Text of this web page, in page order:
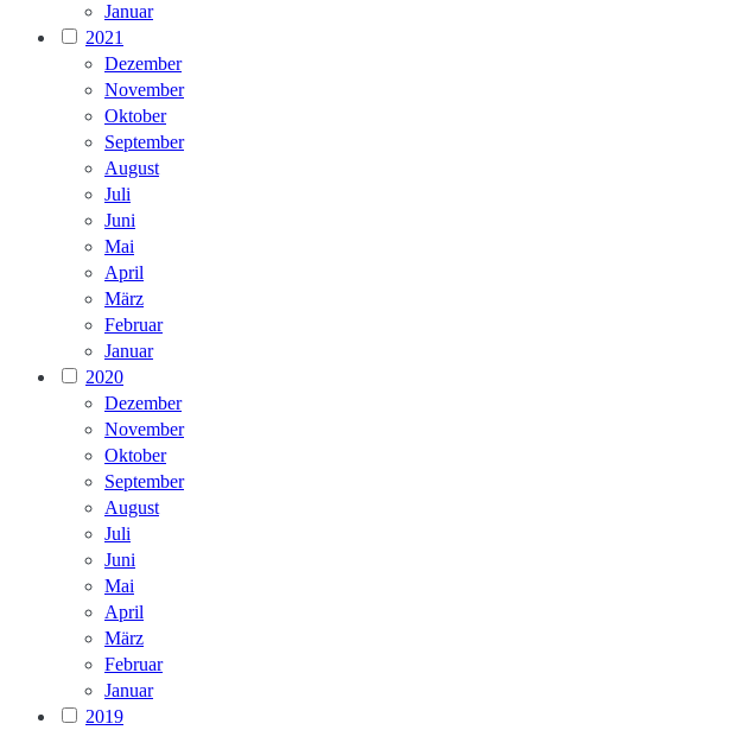
Januar
2021
Dezember
November
Oktober
September
August
Juli
Juni
Mai
April
März
Februar
Januar
2020
Dezember
November
Oktober
September
August
Juli
Juni
Mai
April
März
Februar
Januar
2019